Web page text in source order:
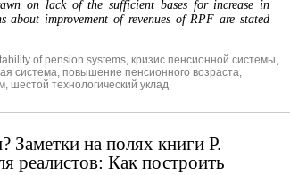
on lack of the sufficient bases for increase in
about improvement of revenues of RPF are stated
of pension systems, кризис пенсионной системы,
система, повышение пенсионного возраста,
, шестой технологический уклад
Заметки на полях книги Р.
реалистов: Как построить